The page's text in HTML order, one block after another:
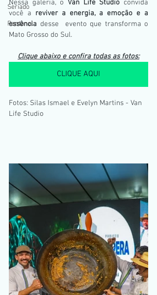
Seriado
Pantanal
Nessa galeria, o Van Life Studio convida
você a reviver a energia, a emoção e a
essência desse  evento que transforma o
Mato Grosso do Sul.
Clique abaixo e confira todas as fotos:
CLIQUE AQUI
Fotos: Silas Ismael e Evelyn Martins - Van
Life Studio